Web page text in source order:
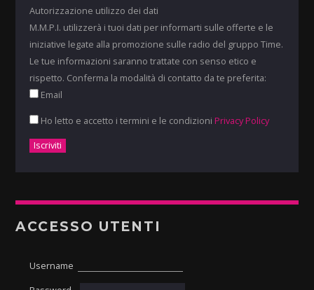
Autorizzazione utilizzo dei dati
M.M.P.I. utilizzerà i tuoi dati per informarti sulle offerte e le
iniziative legate alla promozione sulle radio del gruppo Time.
Le tue informazioni saranno trattate con senso etico e
rispetto. Conferma la modalità di contatto da te preferita:
Email
Ho letto e accetto i termini e le condizioni Privacy Policy
ACCESSO UTENTI
Username